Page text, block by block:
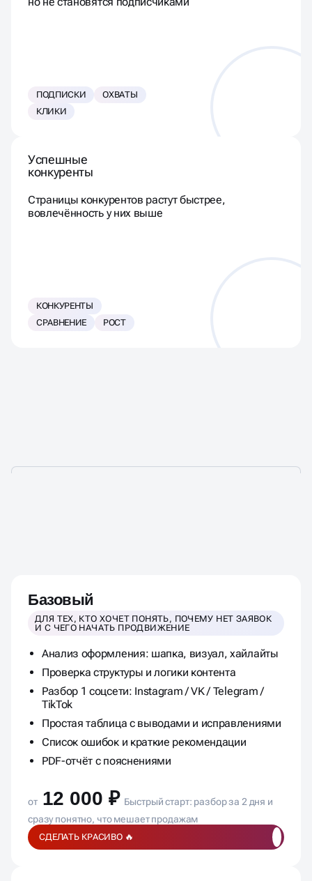
ПОДПИСКИ
ОХВАТЫ
КЛИКИ
Успешные
конкуренты
Страницы конкурентов растут быстрее,
вовлечённость у них выше
КОНКУРЕНТЫ
СРАВНЕНИЕ
РОСТ
Базовый
ДЛЯ ТЕХ, КТО ХОЧЕТ ПОНЯТЬ, ПОЧЕМУ НЕТ ЗАЯВОК
И С ЧЕГО НАЧАТЬ ПРОДВИЖЕНИЕ
Анализ оформления: шапка, визуал, хайлайты
Проверка структуры и логики контента
Разбор 1 соцсети: Instagram / VK / Telegram /
TikTok
Простая таблица с выводами и исправлениями
Список ошибок и краткие рекомендации
PDF-отчёт с пояснениями
от 12 000 ₽ Быстрый старт: разбор за 2 дня и
сразу понятно, что мешает продажам
СДЕЛАТЬ КРАСИВО 🔥